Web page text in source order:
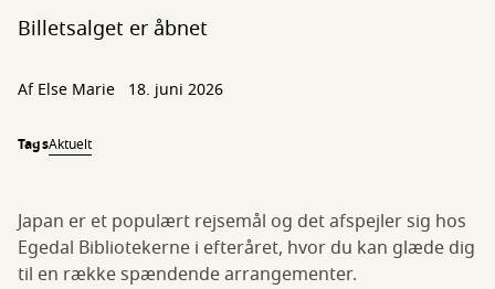
Billetsalget er åbnet
AfElse Marie 18. juni 2026
TagsAktuelt
Japan er et populært rejsemål og det afspejler sig hos
Egedal Bibliotekerne i efteråret, hvor du kan glæde dig
til en række spændende arrangementer.